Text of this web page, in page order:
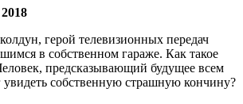
герой телевизионных передач
в собственном гараже. Как такое
предсказывающий будущее всем
собственную страшную кончину?